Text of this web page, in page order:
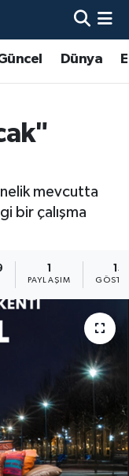
Dünya
mevcutta
bir çalışma
PAYLAŞIM
15